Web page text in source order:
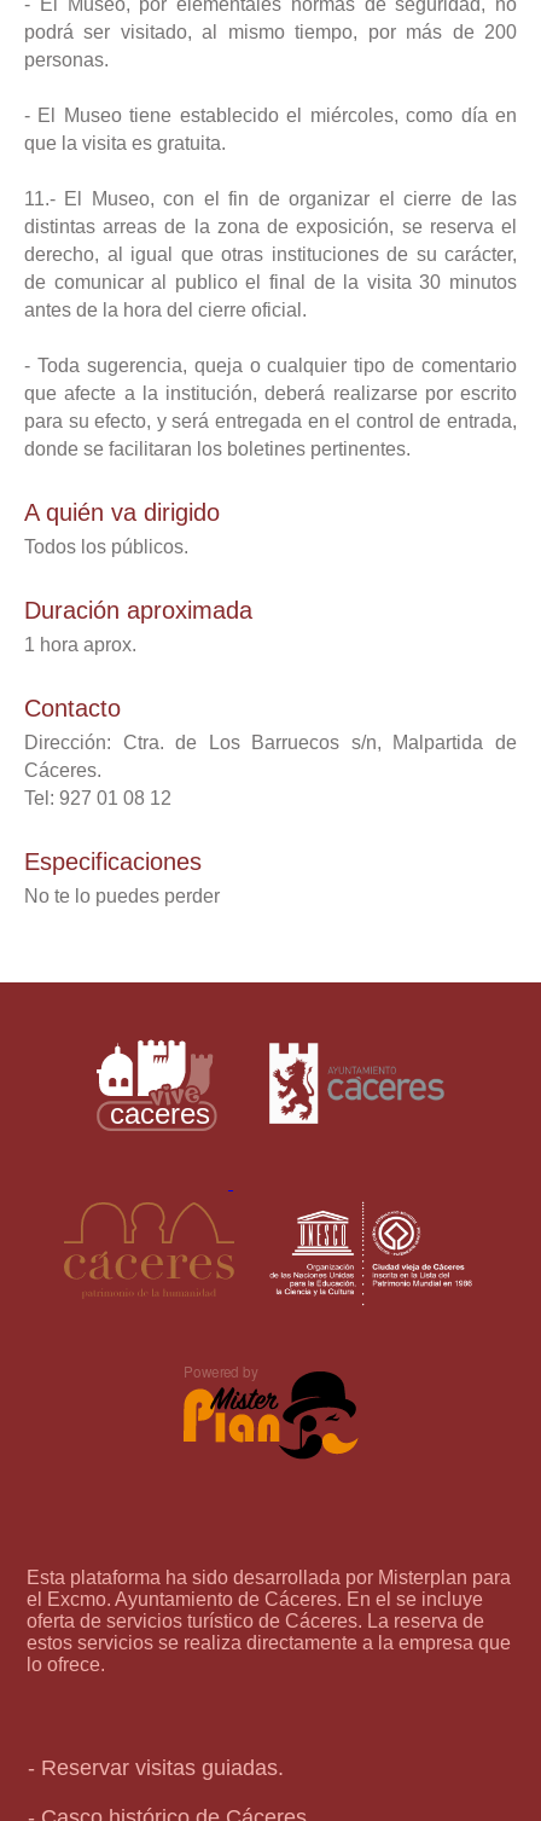
- El Museo, por elementales normas de seguridad, no
podrá ser visitado, al mismo tiempo, por más de 200
personas.
- El Museo tiene establecido el miércoles, como día en
que la visita es gratuita.
11.- El Museo, con el fin de organizar el cierre de las
distintas arreas de la zona de exposición, se reserva el
derecho, al igual que otras instituciones de su carácter,
de comunicar al publico el final de la visita 30 minutos
antes de la hora del cierre oficial.
- Toda sugerencia, queja o cualquier tipo de comentario
que afecte a la institución, deberá realizarse por escrito
para su efecto, y será entregada en el control de entrada,
donde se facilitaran los boletines pertinentes.
A quién va dirigido
Todos los públicos.
Duración aproximada
1 hora aprox.
Contacto
Dirección: Ctra. de Los Barruecos s/n, Malpartida de
Cáceres.
Tel: 927 01 08 12
Especificaciones
No te lo puedes perder
Esta plataforma ha sido desarrollada por Misterplan para
el Excmo. Ayuntamiento de Cáceres. En el se incluye
oferta de servicios turístico de Cáceres. La reserva de
estos servicios se realiza directamente a la empresa que
lo ofrece.
- Reservar visitas guiadas.